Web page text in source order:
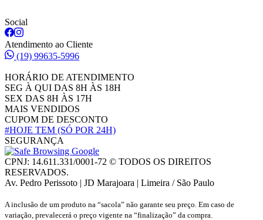
Social
Atendimento ao Cliente
(19) 99635-5996
HORÁRIO DE ATENDIMENTO
SEG À QUI DAS 8H ÀS 18H
SEX DAS 8H ÀS 17H
MAIS VENDIDOS
CUPOM DE DESCONTO
#HOJE TEM (SÓ POR 24H)
SEGURANÇA
CPNJ: 14.611.331/0001-72 © TODOS OS DIREITOS
RESERVADOS.
Av. Pedro Perissoto | JD Marajoara | Limeira / São Paulo
A inclusão de um produto na “sacola” não garante seu preço. Em caso de
variação, prevalecerá o preço vigente na “finalização” da compra.